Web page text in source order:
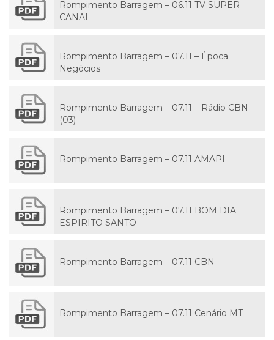
Rompimento Barragem – 06.11 TV SUPER
CANAL
Rompimento Barragem – 07.11 – Época
Negócios
Rompimento Barragem – 07.11 – Rádio CBN
(03)
Rompimento Barragem – 07.11 AMAPI
Rompimento Barragem – 07.11 BOM DIA
ESPIRITO SANTO
Rompimento Barragem – 07.11 CBN
Rompimento Barragem – 07.11 Cenário MT